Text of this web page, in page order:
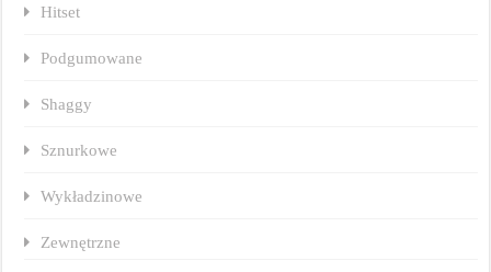
Hitset
Podgumowane
Shaggy
Sznurkowe
Wykładzinowe
Zewnętrzne